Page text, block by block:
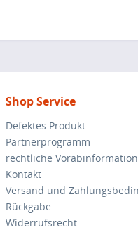
Shop Service
Defektes Produkt
Partnerprogramm
rechtliche
Kontakt
Versand und
Rückgabe
Widerrufsrecht